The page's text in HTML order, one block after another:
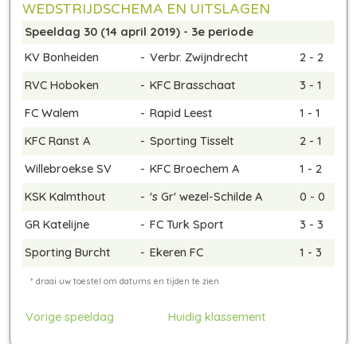
WEDSTRIJDSCHEMA EN UITSLAGEN
Speeldag 30 (14 april 2019) - 3e periode
KV Bonheiden
- Verbr. Zwijndrecht
2 - 2
RVC Hoboken
- KFC Brasschaat
3 - 1
FC Walem
- Rapid Leest
1 - 1
KFC Ranst A
- Sporting Tisselt
2 - 1
Willebroekse SV
- KFC Broechem A
1 - 2
KSK Kalmthout
- 's Gr' wezel-Schilde A
0 - 0
GR Katelijne
- FC Turk Sport
3 - 3
Sporting Burcht
- Ekeren FC 1 - 3
Vorige speeldag Huidig klassement